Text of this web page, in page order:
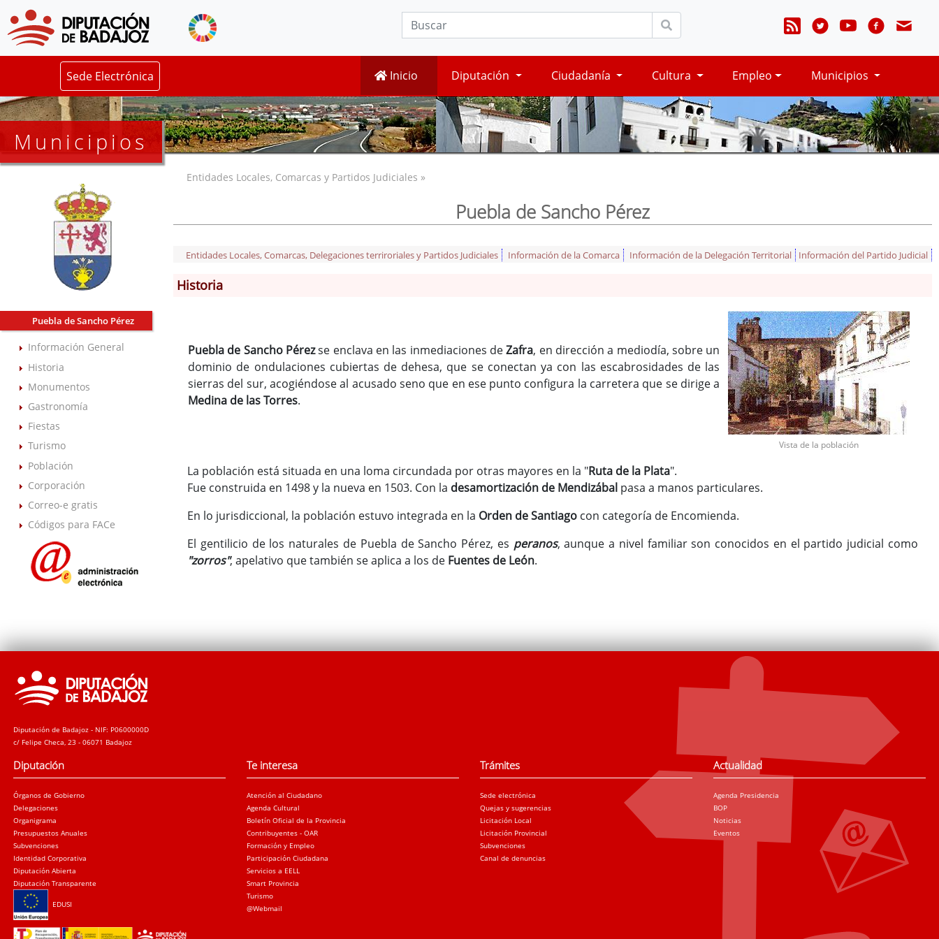
Sede Electrónica Inicio Diputación Ciudadanía Cultura Empleo Municipios
Municipios
Puebla de Sancho Pérez
Información General
Historia
Monumentos
Gastronomía
Fiestas
Turismo
Población
Corporación
Correo-e gratis
Códigos para FACe
Entidades Locales, Comarcas y Partidos Judiciales »
Puebla de Sancho Pérez
Entidades Locales, Comarcas, Delegaciones terriroriales y Partidos Judiciales Información de la Comarca Información de la Delegación Territorial Información del Partido Judicial
Historia
Puebla de Sancho Pérezse enclava en las inmediaciones deZafra, en dirección a mediodía, sobre un
dominio de ondulaciones cubiertas de dehesa, que se conectan ya con las escabrosidades de las
sierras del sur, acogiéndose al acusado seno que en ese punto configura la carretera que se dirige a
Medina de las Torres.
Vista de la población
La población está situada en una loma circundada por otras mayores en la "Ruta de la Plata".
Fue construida en 1498 y la nueva en 1503. Con la desamortización de Mendizábal pasa a manos particulares.
En lo jurisdiccional, la población estuvo integrada en la Orden de Santiago con categoría de Encomienda.
El gentilicio de los naturales de Puebla de Sancho Pérez, es peranos, aunque a nivel familiar son conocidos en el partido judicial como
"zorros", apelativo que también se aplica a los de Fuentes de León.
Diputación de Badajoz - NIF: P0600000D
c/ Felipe Checa, 23 - 06071 Badajoz
Diputación
Órganos de Gobierno
Delegaciones
Organigrama
Presupuestos Anuales
Subvenciones
Identidad Corporativa
Diputación Abierta
Diputación Transparente
EDUSI
Te interesa
Atención al Ciudadano
Agenda Cultural
Boletín Oficial de la Provincia
Contribuyentes - OAR
Formación y Empleo
Participación Ciudadana
Servicios a EELL
Smart Provincia
Turismo
@Webmail
Trámites
Sede electrónica
Quejas y sugerencias
Licitación Local
Licitación Provincial
Subvenciones
Canal de denuncias
Actualidad
Agenda Presidencia
BOP
Noticias
Eventos